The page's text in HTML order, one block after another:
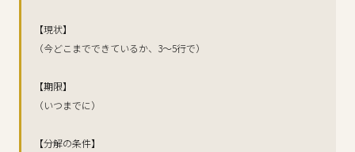
【現状】
（今どこまでできているか、3〜5行で）
【期限】
（いつまでに）
【分解の条件】